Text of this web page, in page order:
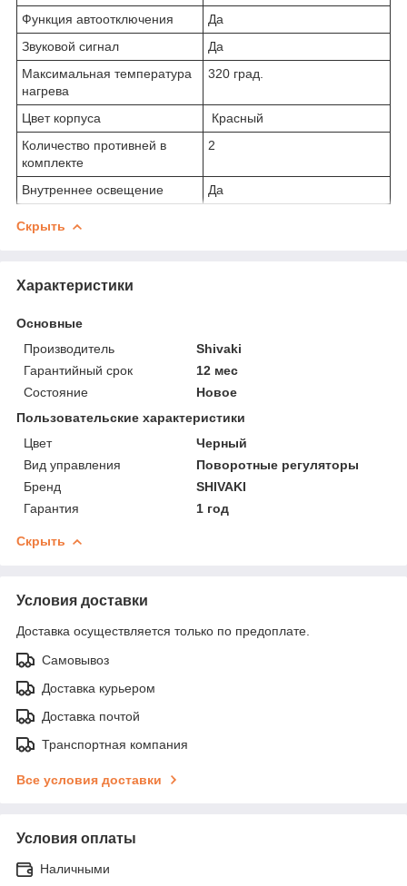
Функция автоотключения
Да
Звуковой сигнал
Да
Максимальная температура
нагрева
320 град.
Цвет корпуса
Красный
Количество противней в
комплекте
2
Внутреннее освещение Да
Скрыть
Характеристики
Основные
Производитель
Shivaki
Гарантийный срок
12 мес
Состояние
Новое
Пользовательские характеристики
Цвет
Черный
Вид управления
Поворотные регуляторы
Бренд
SHIVAKI
Гарантия
1 год
Скрыть
Условия доставки
Доставка осуществляется только по предоплате.
Самовывоз
Доставка курьером
Доставка почтой
Транспортная компания
Все условия доставки
Условия оплаты
Наличными